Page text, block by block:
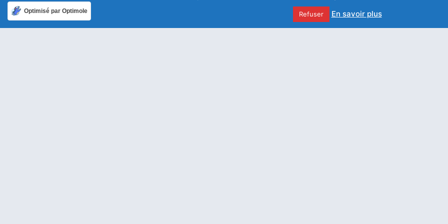
A propos
Des blessures à la
guérison
Refuser En savoir plus
Optimisé par Optimole